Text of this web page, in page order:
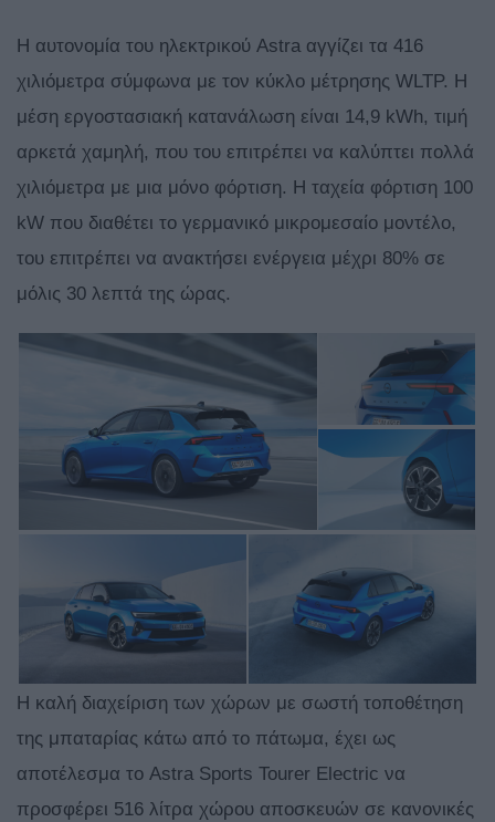
Η αυτονομία του ηλεκτρικού Astra αγγίζει τα 416
χιλιόμετρα σύμφωνα με τον κύκλο μέτρησης WLTP. Η
μέση εργοστασιακή κατανάλωση είναι 14,9 kWh, τιμή
αρκετά χαμηλή, που του επιτρέπει να καλύπτει πολλά
χιλιόμετρα με μια μόνο φόρτιση. Η ταχεία φόρτιση 100
kW που διαθέτει το γερμανικό μικρομεσαίο μοντέλο,
του επιτρέπει να ανακτήσει ενέργεια μέχρι 80% σε
μόλις 30 λεπτά της ώρας.
Η καλή διαχείριση των χώρων με σωστή τοποθέτηση
της μπαταρίας κάτω από το πάτωμα, έχει ως
αποτέλεσμα το Astra Sports Tourer Electric να
προσφέρει 516 λίτρα χώρου αποσκευών σε κανονικές